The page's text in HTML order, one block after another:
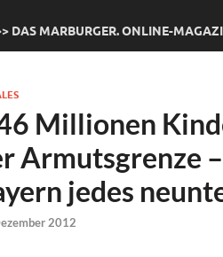
DAS MARBURGER. ONLINE-
Millionen
Armutsgrenze
jedes
2012